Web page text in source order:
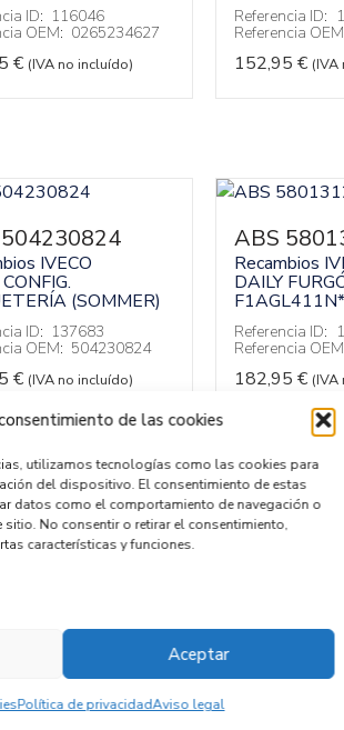
de las cookies
utilizamos tecnologías como las cookies para
del dispositivo. El consentimiento de estas
datos como el comportamiento de navegación o
No consentir o retirar el consentimiento,
características y funciones.
Aceptar
Política de privacidadAviso legal
ID: 116046
OEM: 0265234627
€ (IVA no incluído)
Referencia ID:
Referencia
152,95€ (IVA
IVECO
(SOMMER)
ID: 137683
OEM: 504230824
€ (IVA no incluído)
ABS
Recambios
DAILY
Referencia ID:
Referencia
182,95€ (IVA
4 … 276
de otras marcas